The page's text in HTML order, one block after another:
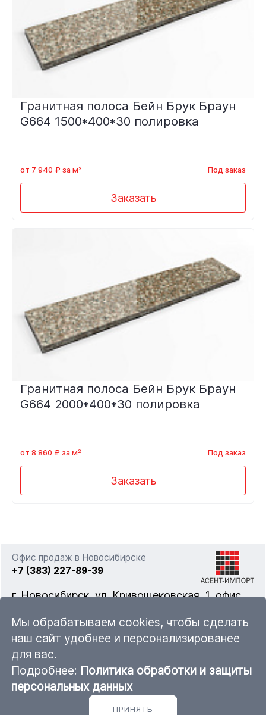
Гранитная полоса Бейн Брук Браун
G664 1500*400*30 полировка
от 7 940 ₽ за м² Под заказ
Заказать
Гранитная полоса Бейн Брук Браун
G664 2000*400*30 полировка
от 8 860 ₽ за м² Под заказ
Заказать
Офис продаж в Новосибирске
+7 (383) 227-89-39
г. Новосибирск, ул. Кривощековская, 1, офис
nsk@ascent-import.ru
Карта каталога продукции
Мы обрабатываем cookies, чтобы сделать
наш сайт удобнее и персонализированее
для вас.
Подробнее: Политика обработки и защиты
персональных данных
ПРИНЯТЬ